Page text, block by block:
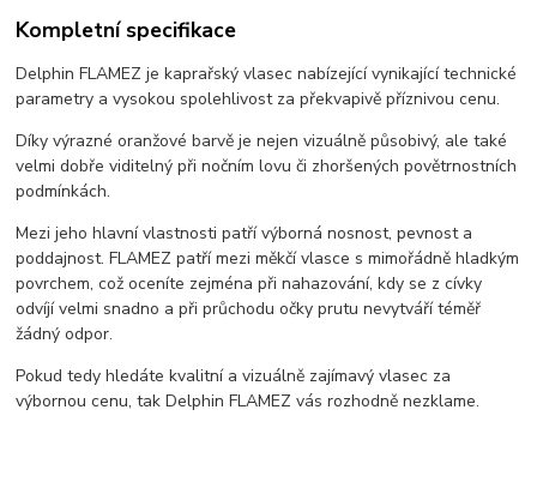
Kompletní specifikace
Delphin FLAMEZ je kaprařský vlasec nabízející vynikající technické
parametry a vysokou spolehlivost za překvapivě příznivou cenu.
Díky výrazné oranžové barvě je nejen vizuálně působivý, ale také
velmi dobře viditelný při nočním lovu či zhoršených povětrnostních
podmínkách.
Mezi jeho hlavní vlastnosti patří výborná nosnost, pevnost a
poddajnost. FLAMEZ patří mezi měkčí vlasce s mimořádně hladkým
povrchem, což oceníte zejména při nahazování, kdy se z cívky
odvíjí velmi snadno a při průchodu očky prutu nevytváří téměř
žádný odpor.
Pokud tedy hledáte kvalitní a vizuálně zajímavý vlasec za
výbornou cenu, tak Delphin FLAMEZ vás rozhodně nezklame.